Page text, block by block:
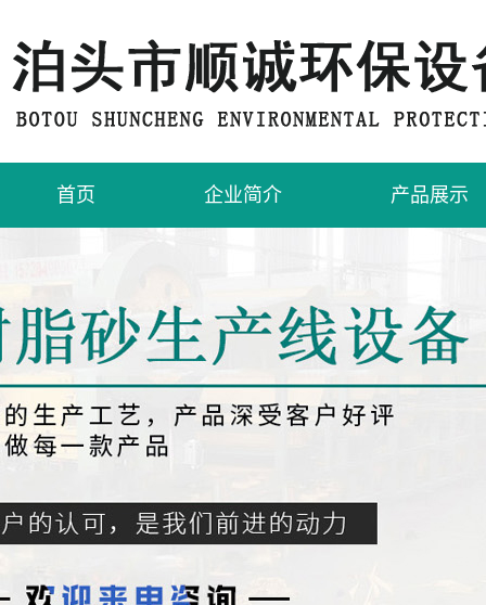
首页 企业简介 产品展示